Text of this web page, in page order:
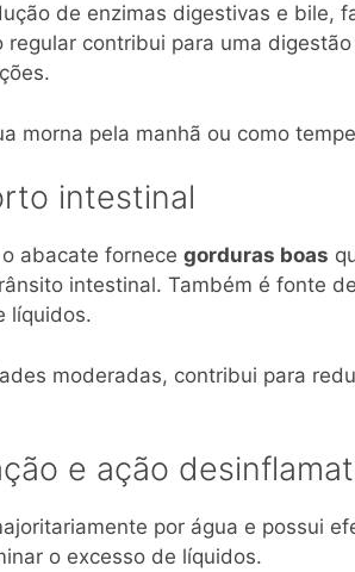
de enzimas digestivas e bile,
regular contribui para uma
morna pela manhã ou como
intestinal
abacate fornece gorduras boas
intestinal. Também é fonte
líquidos.
moderadas, contribui para
e ação
por água e possui
o excesso de líquidos.